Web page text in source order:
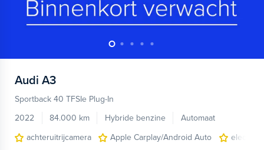
Audi A3
Sportback 40 TFSIe Plug-In
2022
84.000 km Hybride benzine
Automaat
achteruitrijcamera
Apple Carplay/Android Auto